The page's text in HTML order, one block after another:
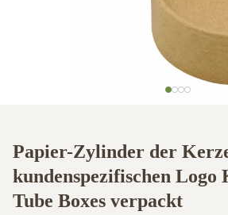
Papier-Zylinder der
kundenspezifischen
Tube Boxes verpackt